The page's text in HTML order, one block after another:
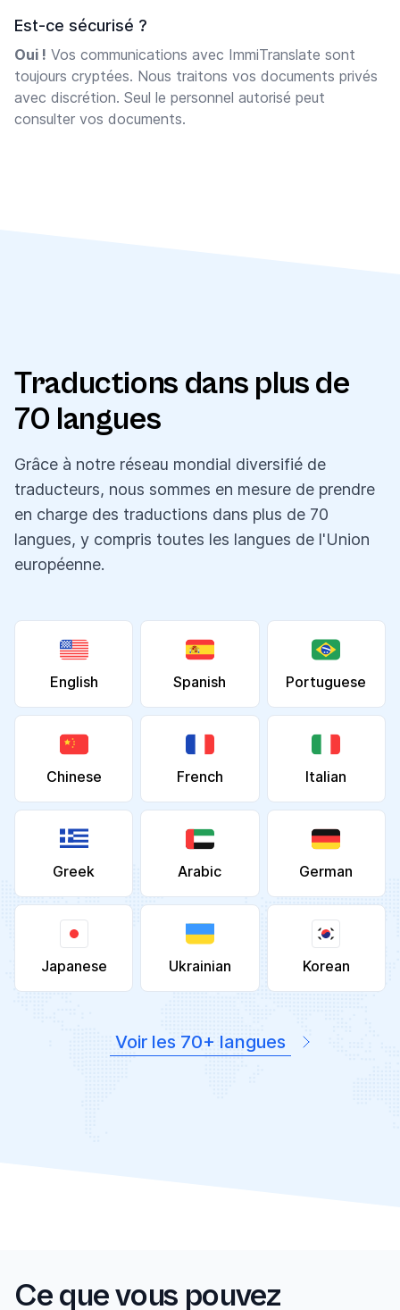
Est-ce sécurisé ?
Oui ! Vos communications avec ImmiTranslate sont
toujours cryptées. Nous traitons vos documents privés
avec discrétion. Seul le personnel autorisé peut
consulter vos documents.
Traductions dans plus de
70 langues
Grâce à notre réseau mondial diversifié de
traducteurs, nous sommes en mesure de prendre
en charge des traductions dans plus de 70
langues, y compris toutes les langues de l'Union
européenne.
English Spanish Portuguese
Chinese French Italian
Greek Arabic German
Japanese Ukrainian Korean
Voir les 70+ langues
Ce que vous pouvez